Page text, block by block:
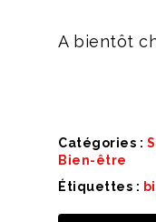
A bientôt
Catégories :
Bien-être
Étiquettes :